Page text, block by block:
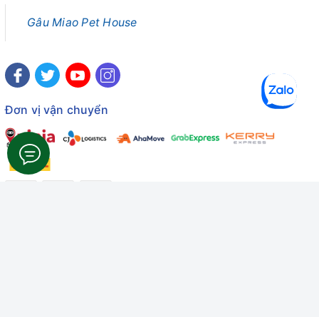
Gâu Miao Pet House
Đơn vị vận chuyển